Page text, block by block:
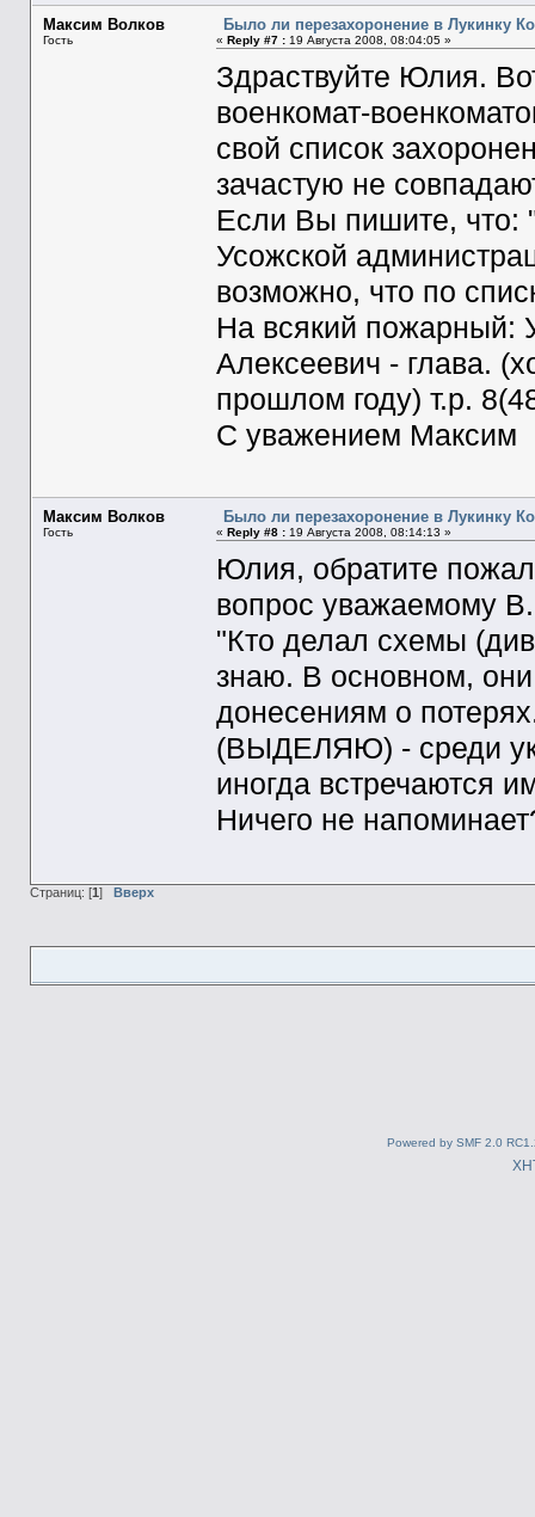
Максим Волков
Гость
Было ли перезахоронение в Лукинку
« Reply #7 :19 Августа 2008, 08:04:05 »
Здраствуйте Юлия.
военкомат-
свой список
зачастую не
Если Вы пишите, что:
Усожской
возможно, что по
На всякий пожарный:
Алексеевич - глава.
прошлом году) т.р.
С уважением Максим
Максим Волков
Гость
Было ли перезахоронение в Лукинку
« Reply #8 :19 Августа 2008, 08:14:13 »
Юлия, обратите
вопрос уважаемому
"Кто делал схемы
знаю. В основном,
донесениям о
(ВЫДЕЛЯЮ) - среди
иногда встречаются
Ничего не
Страниц: [1] Вверх
Powered by SMF 2.0